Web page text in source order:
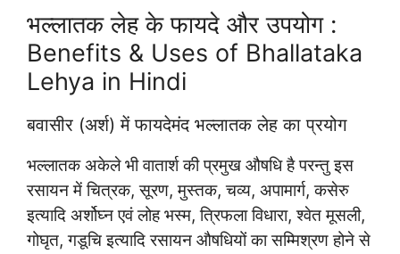
भल्लातक लेह के फायदे और उपयोग :
Benefits & Uses of Bhallataka
Lehya in Hindi
बवासीर (अर्श) में फायदेमंद भल्लातक लेह का प्रयोग
भल्लातक अकेले भी वातार्श की प्रमुख औषधि है परन्तु इस
रसायन में चित्रक, सूरण, मुस्तक, चव्य, अपामार्ग, कसेरु
इत्यादि अर्शोघ्न एवं लोह भस्म, त्रिफला विधारा, श्वेत मूसली,
गोघृत, गडूचि इत्यादि रसायन औषधियों का सम्मिश्रण होने से